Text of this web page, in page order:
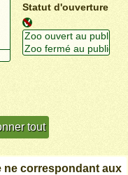
Statut d'ouverture
ne correspondant aux